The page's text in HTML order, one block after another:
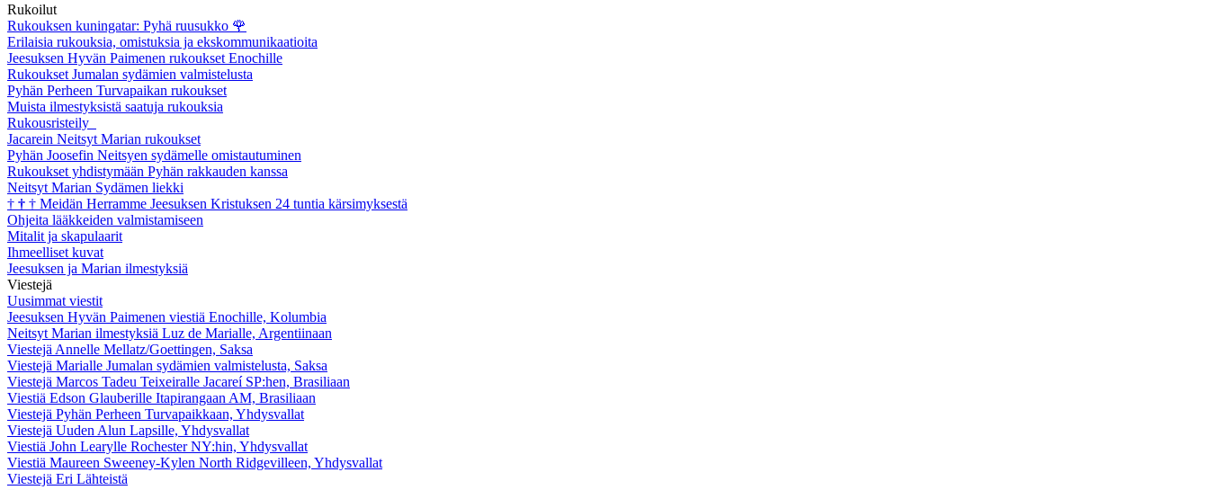
Rukoilut
Rukouksen kuningatar: Pyhä ruusukko 🌹
Erilaisia rukouksia, omistuksia ja ekskommunikaatioita
Jeesuksen Hyvän Paimenen rukoukset Enochille
Rukoukset Jumalan sydämien valmistelusta
Pyhän Perheen Turvapaikan rukoukset
Muista ilmestyksistä saatuja rukouksia
Rukousristeily
Jacarein Neitsyt Marian rukoukset
Pyhän Joosefin Neitsyen sydämelle omistautuminen
Rukoukset yhdistymään Pyhän rakkauden kanssa
Neitsyt Marian Sydämen liekki
† † † Meidän Herramme Jeesuksen Kristuksen 24 tuntia kärsimyksestä
Ohjeita lääkkeiden valmistamiseen
Mitalit ja skapulaarit
Ihmeelliset kuvat
Jeesuksen ja Marian ilmestyksiä
Viestejä
Uusimmat viestit
Jeesuksen Hyvän Paimenen viestiä Enochille, Kolumbia
Neitsyt Marian ilmestyksiä Luz de Marialle, Argentiinaan
Viestejä Annelle Mellatz/Goettingen, Saksa
Viestejä Marialle Jumalan sydämien valmistelusta, Saksa
Viestejä Marcos Tadeu Teixeiralle Jacareí SP:hen, Brasiliaan
Viestiä Edson Glauberille Itapirangaan AM, Brasiliaan
Viestejä Pyhän Perheen Turvapaikkaan, Yhdysvallat
Viestejä Uuden Alun Lapsille, Yhdysvallat
Viestiä John Learylle Rochester NY:hin, Yhdysvallat
Viestiä Maureen Sweeney-Kylen North Ridgevilleen, Yhdysvallat
Viestejä Eri Lähteistä